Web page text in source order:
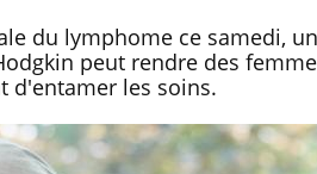
du lymphome ce samedi,
peut rendre des
d'entamer les soins.